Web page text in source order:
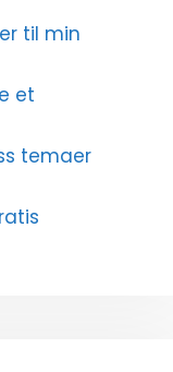
til min
et
temaer